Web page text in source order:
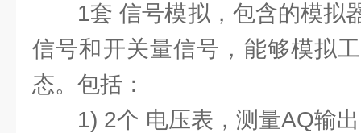
1套 信号模拟，包含的模拟
信号和开关量信号，能够模拟
态。包括：
1) 2个 电压表，测量AQ输